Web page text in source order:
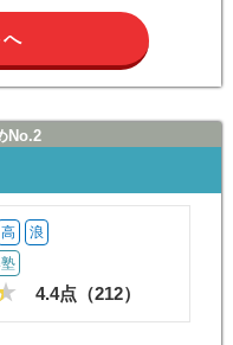
へ
No.2
高 浪
4.4点（212）